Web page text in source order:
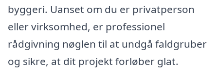
byggeri. Uanset om du er privatperson
eller virksomhed, er professionel
rådgivning nøglen til at undgå faldgruber
og sikre, at dit projekt forløber glat.